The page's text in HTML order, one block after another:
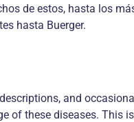
de estos, hasta los
hasta Buerger.
and
of these diseases.